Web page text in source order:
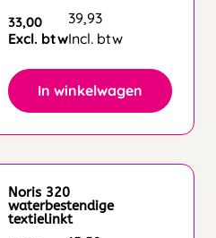
33,00
Excl. btw
39,93
Incl. btw
In winkelwagen
Noris 320
waterbestendige
textielinkt